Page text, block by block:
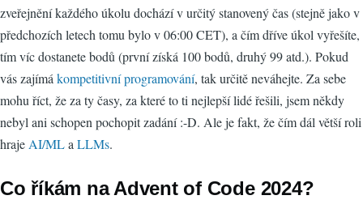
zveřejnění každého úkolu dochází v určitý stanovený čas (stejně jako v
předchozích letech tomu bylo v 06:00 CET), a čím dříve úkol vyřešíte,
tím víc dostanete bodů (první získá 100 bodů, druhý 99 atd.). Pokud
vás zajímá kompetitivní programování, tak určitě neváhejte. Za sebe
mohu říct, že za ty časy, za které to ti nejlepší lidé řešili, jsem někdy
nebyl ani schopen pochopit zadání :-D. Ale je fakt, že čím dál větší roli
hraje AI/MLa LLMs.
Co říkám na Advent of Code 2024?